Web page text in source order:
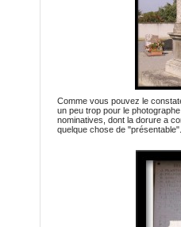
Comme vous pouvez le
un peu trop pour le
nominatives, dont la dorure a
quelque chose de "présentable".